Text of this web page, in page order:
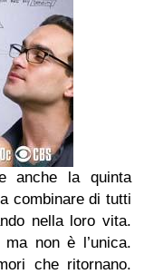
anche la quinta
combinare di tutti
nella loro vita.
non è l’unica.
che ritornano.